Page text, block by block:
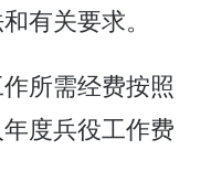
有关要求。
所需经费按照
度兵役工作费